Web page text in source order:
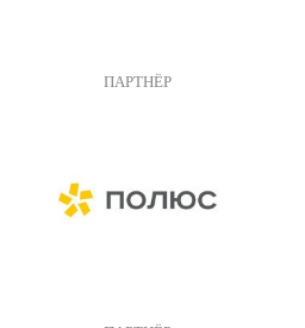
ПАРТНЁР